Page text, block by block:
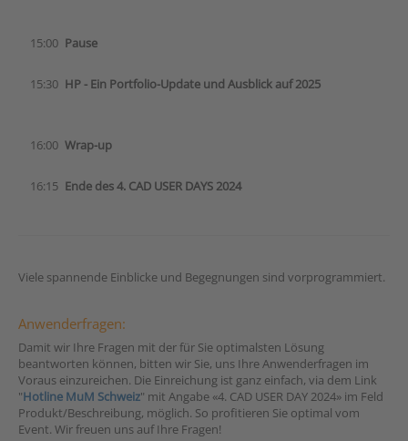
15:00 Pause
15:30 HP - Ein Portfolio-Update und Ausblick auf 2025
16:00 Wrap-up
16:15 Ende des 4. CAD USER DAYS 2024
Viele spannende Einblicke und Begegnungen sind vorprogrammiert.
Anwenderfragen:
Damit wir Ihre Fragen mit der für Sie optimalsten Lösung
beantworten können, bitten wir Sie, uns Ihre Anwenderfragen im
Voraus einzureichen. Die Einreichung ist ganz einfach, via dem Link
"Hotline MuM Schweiz" mit Angabe «4. CAD USER DAY 2024» im Feld
Produkt/Beschreibung, möglich. So profitieren Sie optimal vom
Event. Wir freuen uns auf Ihre Fragen!